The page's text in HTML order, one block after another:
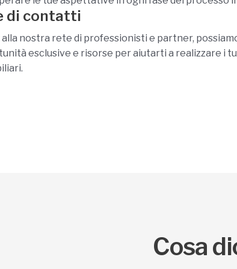
di contatti
alla nostra rete di professionisti e partner,
esclusive e risorse per aiutarti a realizzare i
Cosa